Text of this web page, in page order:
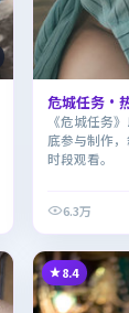
危城任务·
《危城任务
底参与制作
时段观看。
6.3万
8.4